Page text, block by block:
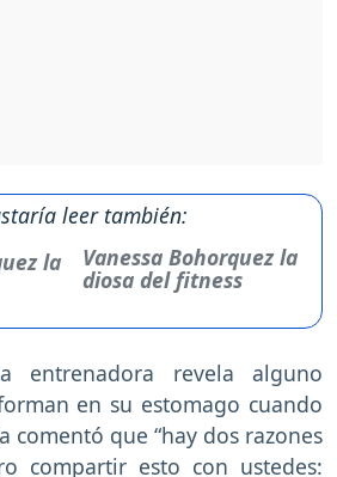
leer también:
Vanessa Bohorquez la
diosa del fitness
entrenadora revela alguno
en su estomago cuando
comentó que “hay dos razones
compartir esto con ustedes: